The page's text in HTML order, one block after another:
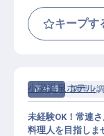
キープす
正社員 調理（調
小瀬温泉ホテル
未経験OK！常連
料理人を目指しま